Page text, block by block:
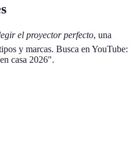
el proyector perfecto, una
y marcas. Busca en YouTube:
casa 2026".